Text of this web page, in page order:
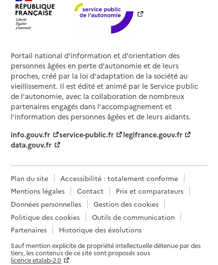
Portail national d'information et d'orientation des
personnes âgées en perte d'autonomie et de leurs
proches, créé par la loi d'adaptation de la société au
vieillissement. Il est édité et animé par le Service public
de l'autonomie, avec la collaboration de nombreux
partenaires engagés dans l'accompagnement et
l'information des personnes âgées et de leurs aidants.
info.gouv.fr
service-public.fr
legifrance.gouv.fr
data.gouv.fr
Plan du site
Accessibilité : totalement conforme
Mentions légales
Contact
Prix et comparateurs
Données personnelles
Gestion des cookies
Politique des cookies
Outils de communication
Partenaires
Historique des évolutions
Sauf mention explicite de propriété intellectuelle détenue par des
tiers, les contenus de ce site sont proposés sous
licence etalab-2.0